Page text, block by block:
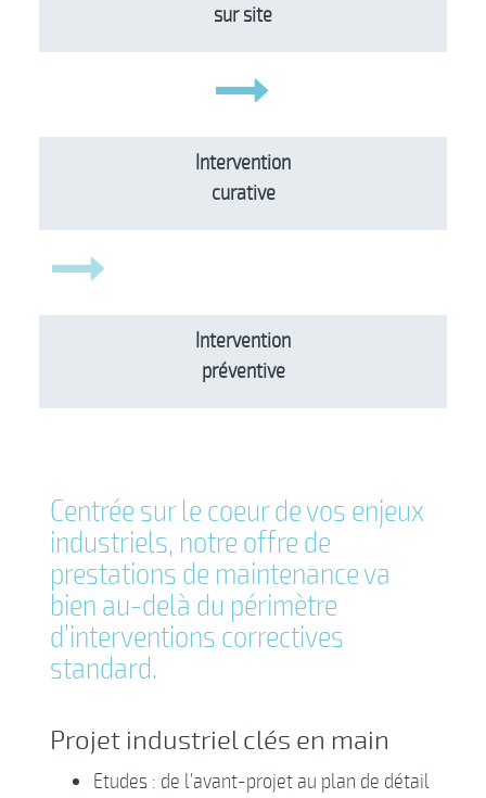
sur site
Intervention
curative
Intervention
préventive
Centrée sur le coeur de vos enjeux
industriels, notre offre de
prestations de maintenance va
bien au-delà du périmètre
d’interventions correctives
standard.
Projet industriel clés en main
Etudes : de l’avant-projet au plan de détail